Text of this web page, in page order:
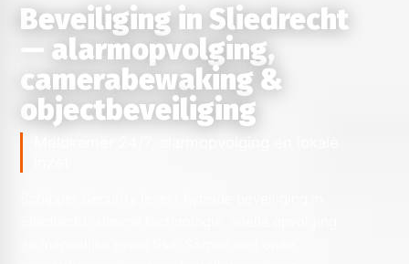
Beveiliging in Sliedrecht
— alarmopvolging,
camerabewaking &
objectbeveiliging